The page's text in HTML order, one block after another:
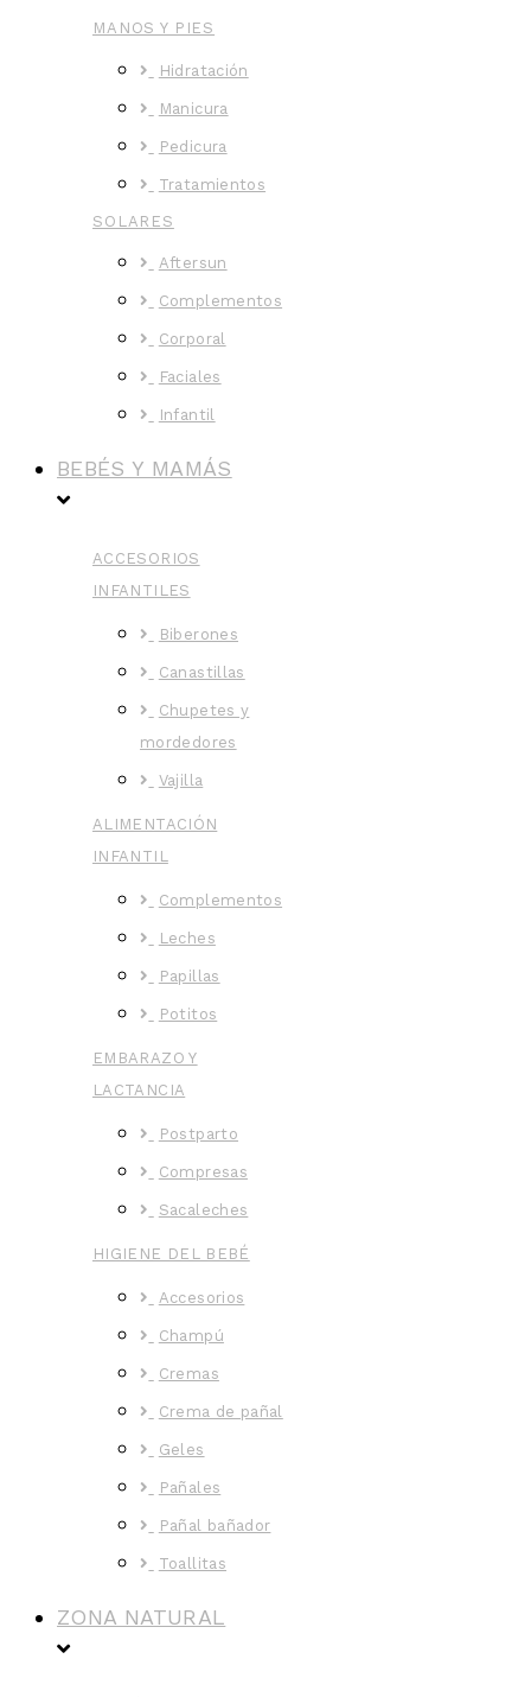
MANOS Y PIES
Hidratación
Manicura
Pedicura
Tratamientos
SOLARES
Aftersun
Complementos
Corporal
Faciales
Infantil
BEBÉS Y MAMÁS
ACCESORIOS
INFANTILES
Biberones
Canastillas
Chupetes y
mordedores
Vajilla
ALIMENTACIÓN
INFANTIL
Complementos
Leches
Papillas
Potitos
EMBARAZO Y
LACTANCIA
Postparto
Compresas
Sacaleches
HIGIENE DEL BEBÉ
Accesorios
Champú
Cremas
Crema de pañal
Geles
Pañales
Pañal bañador
Toallitas
ZONA NATURAL